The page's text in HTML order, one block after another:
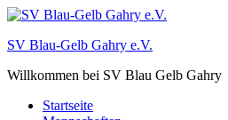
Zum
springen
SV Blau-Gelb Gahry e.V.
Willkommen bei SV Blau Gelb Gahry
Startseite